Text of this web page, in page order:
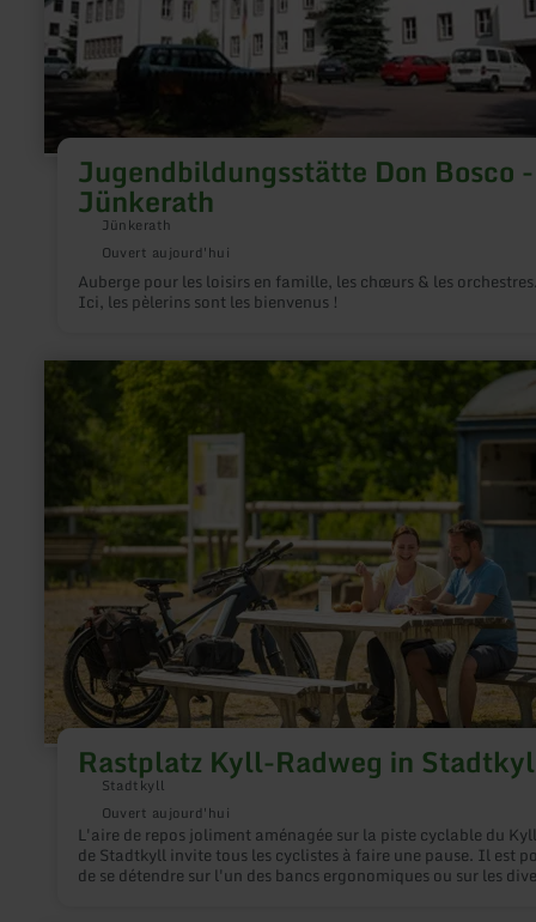
Jugendbildungsstätte Don Bosco -
Jünkerath
Jünkerath
Ouvert aujourd'hui
Auberge pour les loisirs en famille, les chœurs & les
Ici, les pèlerins sont les bienvenus !
Rastplatz Kyll-Radweg in
Stadtkyll
Ouvert aujourd'hui
L'aire de repos joliment aménagée sur la piste cyclable du
de Stadtkyll invite tous les cyclistes à faire une pause. Il est
de se détendre sur l'un des bancs ergonomiques ou sur les
savoir
Radweg
Stadtkyll